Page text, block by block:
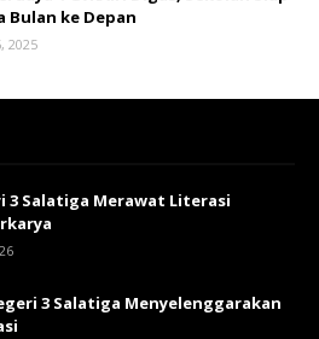
Bulan ke Depan
2025
3 Salatiga Merawat Literasi
3 Salatiga Menyelenggarakan